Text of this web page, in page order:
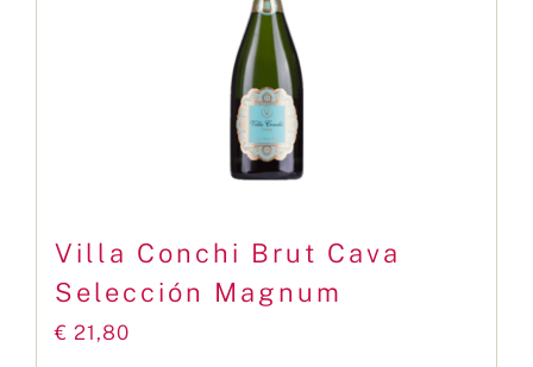
Villa Conchi Brut Cava
Selección Magnum
€ 21,80